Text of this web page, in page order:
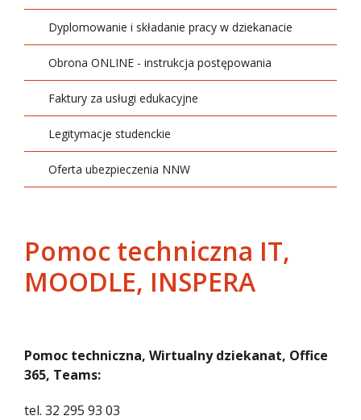
Dyplomowanie i składanie pracy w dziekanacie
Obrona ONLINE - instrukcja postępowania
Faktury za usługi edukacyjne
Legitymacje studenckie
Oferta ubezpieczenia NNW
Pomoc techniczna IT,
MOODLE, INSPERA
Pomoc techniczna, Wirtualny dziekanat, Office
365, Teams:
tel. 32 295 93 03